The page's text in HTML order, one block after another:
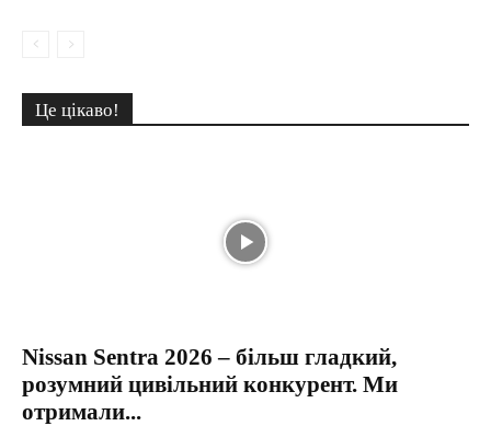
Це цікаво!
Nissan Sentra 2026 – більш гладкий,
розумний цивільний конкурент. Ми
отримали...